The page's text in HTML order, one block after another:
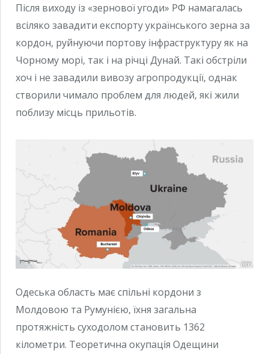
Після виходу із «зернової угоди» РФ намагалась
всіляко завадити експорту українського зерна за
кордон, руйнуючи портову інфраструктуру як на
Чорному морі, так і на річці Дунай. Такі обстріли
хоч і не завадили вивозу агропродукції, однак
створили чимало проблем для людей, які жили
поблизу місць прильотів.
Одеська область має спільні кордони з
Молдовою та Румунією, їхня загальна
протяжність суходолом становить 1362
кілометри. Теоретична окупація Одещини